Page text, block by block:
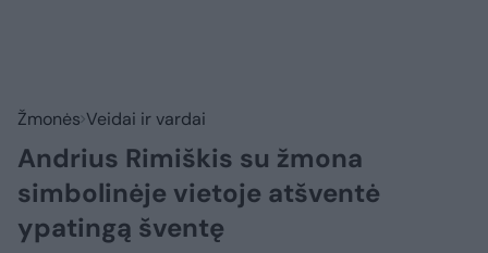
Žmonės Veidai ir vardai
Andrius Rimiškis su žmona
simbolinėje vietoje atšventė
ypatingą šventę